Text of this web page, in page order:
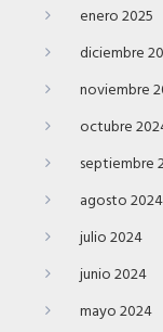
enero 2025
diciembre
noviembre
octubre
septiembre
agosto 2024
julio 2024
junio 2024
mayo 2024